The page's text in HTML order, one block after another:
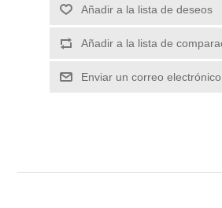
Añadir a la lista de deseos
Añadir a la lista de
Enviar un correo